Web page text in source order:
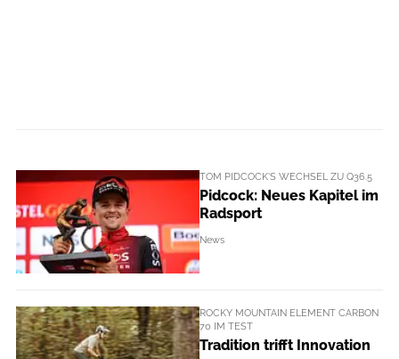
TOM PIDCOCK'S WECHSEL ZU Q36.5
Pidcock: Neues Kapitel im
Radsport
News
ROCKY MOUNTAIN ELEMENT CARBON
70 IM TEST
Tradition trifft Innovation